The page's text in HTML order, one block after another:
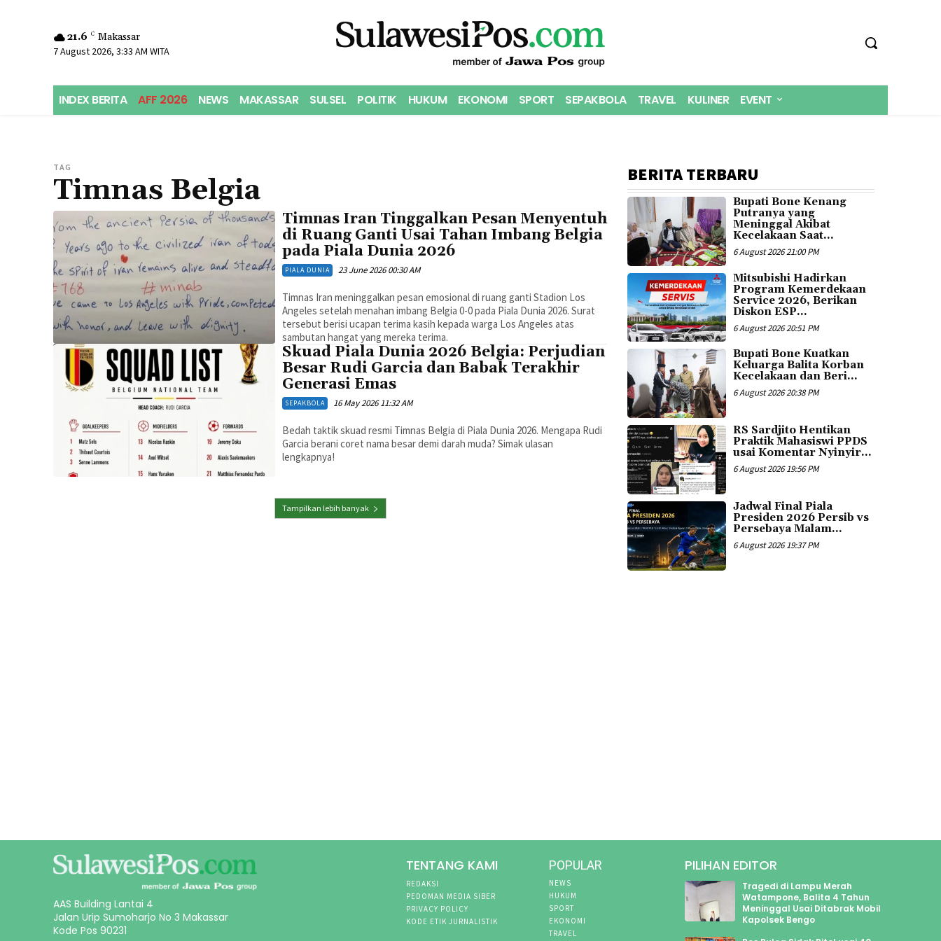
21.6 C Makassar
7 August 2026, 3:33 AM WITA
INDEX BERITA AFF 2026 NEWS MAKASSAR SULSEL POLITIK HUKUM EKONOMI SPORT SEPAKBOLA TRAVEL KULINER EVENT
TAG
Timnas Belgia
Timnas Iran Tinggalkan Pesan Menyentuh
di Ruang Ganti Usai Tahan Imbang Belgia
pada Piala Dunia 2026
PIALA DUNIA 23 June 2026 00:30 AM
Timnas Iran meninggalkan pesan emosional di ruang ganti Stadion Los
Angeles setelah menahan imbang Belgia 0-0 pada Piala Dunia 2026. Surat
tersebut berisi ucapan terima kasih kepada warga Los Angeles atas
sambutan hangat yang mereka terima.
Skuad Piala Dunia 2026 Belgia: Perjudian
Besar Rudi Garcia dan Babak Terakhir
Generasi Emas
SEPAKBOLA 16 May 2026 11:32 AM
Bedah taktik skuad resmi Timnas Belgia di Piala Dunia 2026. Mengapa Rudi
Garcia berani coret nama besar demi darah muda? Simak ulasan
lengkapnya!
Tampilkan lebih banyak
BERITA TERBARU
Bupati Bone Kenang
Putranya yang
Meninggal Akibat
Kecelakaan Saat...
6 August 2026 21:00 PM
Mitsubishi Hadirkan
Program Kemerdekaan
Service 2026, Berikan
Diskon ESP...
6 August 2026 20:51 PM
Bupati Bone Kuatkan
Keluarga Balita Korban
Kecelakaan dan Beri...
6 August 2026 20:38 PM
RS Sardjito Hentikan
Praktik Mahasiswi PPDS
usai Komentar Nyinyir...
6 August 2026 19:56 PM
Jadwal Final Piala
Presiden 2026 Persib vs
Persebaya Malam...
6 August 2026 19:37 PM
AAS Building Lantai 4
Jalan Urip Sumoharjo No 3 Makassar
Kode Pos 90231
TENTANG KAMI
REDAKSI
PEDOMAN MEDIA SIBER
PRIVACY POLICY
KODE ETIK JURNALISTIK
POPULAR
NEWS
HUKUM
SPORT
EKONOMI
TRAVEL
PILIHAN EDITOR
Tragedi di Lampu Merah
Watampone, Balita 4 Tahun
Meninggal Usai Ditabrak Mobil
Kapolsek Bengo